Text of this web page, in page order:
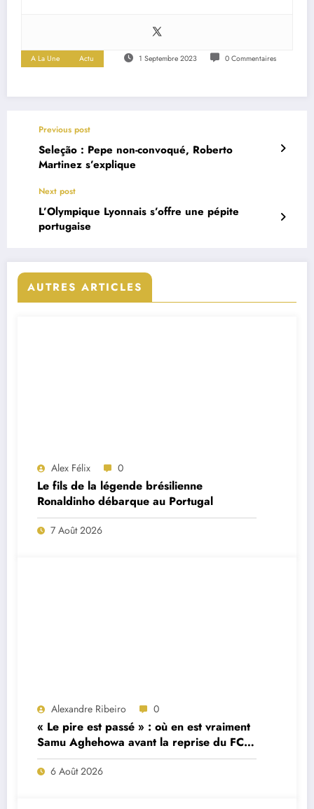
A La Une Actu 1 Septembre 2023 0 Commentaires
Previous post
Seleção : Pepe non-convoqué, Roberto
Martinez s’explique
Next post
L’Olympique Lyonnais s’offre une pépite
portugaise
AUTRES ARTICLES
Alex Félix 0
Le fils de la légende brésilienne
Ronaldinho débarque au Portugal
7 Août 2026
Alexandre Ribeiro 0
« Le pire est passé » : où en est vraiment
Samu Aghehowa avant la reprise du FC
Porto ?
6 Août 2026